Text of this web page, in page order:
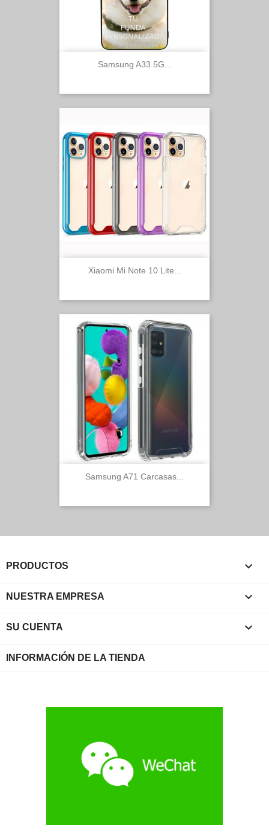
Samsung A33 5G...
Xiaomi Mi Note 10 Lite...
Samsung A71 Carcasas...
PRODUCTOS 
NUESTRA EMPRESA 
SU CUENTA 
INFORMACIÓN DE LA TIENDA